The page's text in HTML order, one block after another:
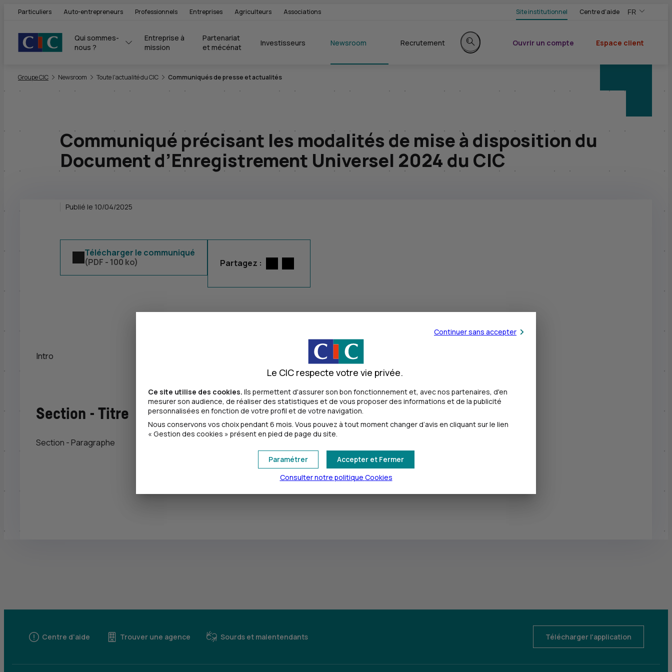
Particuliers Auto-entrepreneurs Professionnels Entreprises Agriculteurs Associations Site institutionnel Centre d'aide FR
,Version
,Changer de
Qui sommes-
nous ?
Entreprise à
mission
Partenariat
et mécénat
Investisseurs Newsroom Recrutement
Rechercher sur le site
Ouvrir un compte
Espace client
Groupe CIC Newsroom Toute l'actualité du CIC Communiqués de presse et actualités
Communiqué précisant les modalités de mise à disposition du
Document d’Enregistrement Universel 2024 du CIC
Publié le 10/04/2025
Télécharger le communiqué
(PDF - 100 ko) Partagez :
Intro
Section - Titre
Section - Paragraphe
Centre d'aide Trouver une agence Sourds et malentendants Télécharger l'application
Continuer sans accepter
Le CIC respecte votre vie privée.
Ce site utilise des cookies. Ils permettent d'assurer son bon fonctionnement et, avec nos partenaires, d'en
mesurer son audience, de réaliser des statistiques et de vous proposer des informations et de la publicité
personnalisées en fonction de votre profil et de votre navigation.
Nous conservons vos choix pendant 6 mois. Vous pouvez à tout moment changer d’avis en cliquant sur le lien
« Gestion des cookies » présent en pied de page du site.
Accepter et Fermer
Paramétrer
Consulter notre politique Cookies